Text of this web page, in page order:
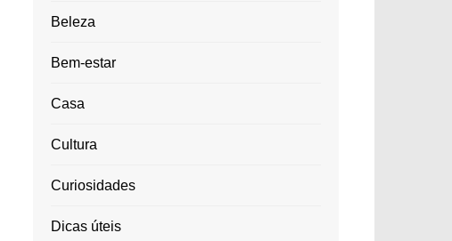
Beleza
Bem-estar
Casa
Cultura
Curiosidades
Dicas úteis